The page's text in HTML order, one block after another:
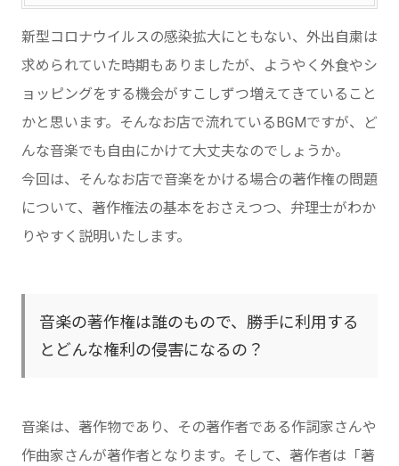
新型コロナウイルスの感染拡大にともない、外出自粛は
求められていた時期もありましたが、ようやく外食やシ
ョッピングをする機会がすこしずつ増えてきていること
かと思います。そんなお店で流れているBGMですが、ど
んな音楽でも自由にかけて大丈夫なのでしょうか。
今回は、そんなお店で音楽をかける場合の著作権の問題
について、著作権法の基本をおさえつつ、弁理士がわか
りやすく説明いたします。
音楽の著作権は誰のもので、勝手に利用する
とどんな権利の侵害になるの？
音楽は、著作物であり、その著作者である作詞家さんや
作曲家さんが著作者となります。そして、著作者は「著